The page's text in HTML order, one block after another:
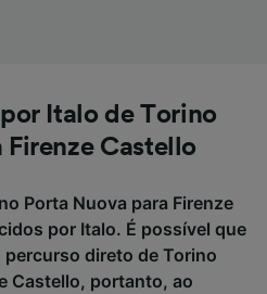
Italo de Torino
Firenze Castello
Porta Nuova para Firenze
por Italo. É possível que
direto de Torino
Castello, portanto, ao